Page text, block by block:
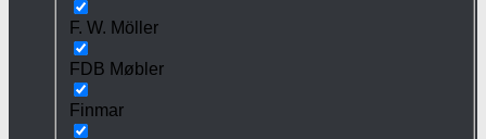
F. W. Möller
FDB Møbler
Finmar